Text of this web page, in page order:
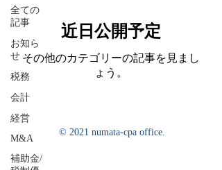
全ての
記事
お知ら
せ
税務
会計
経営
M&A
補助金/
近日公開予定
その他のカテゴリーの記事を見まし
ょう。
© 2021 numata-cpa office.